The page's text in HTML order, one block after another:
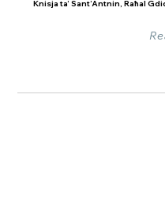
Knisja ta’ Sant’Antnin, Raħal